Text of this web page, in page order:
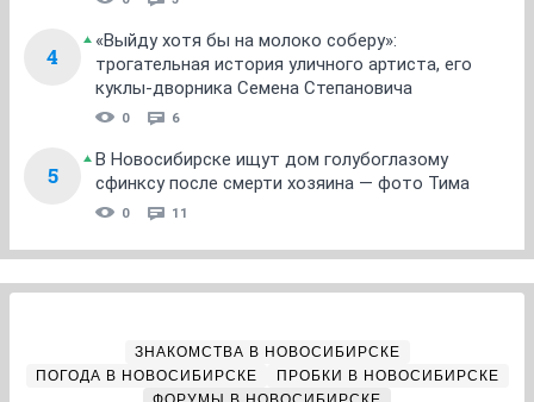
4
«Выйду хотя бы на молоко соберу»:
трогательная история уличного артиста, его
куклы-дворника Семена Степановича
0 6
5
В Новосибирске ищут дом голубоглазому
сфинксу после смерти хозяина — фото Тима
0 11
ЗНАКОМСТВА В НОВОСИБИРСКЕ
ПОГОДА В НОВОСИБИРСКЕ
ПРОБКИ В НОВОСИБИРСКЕ